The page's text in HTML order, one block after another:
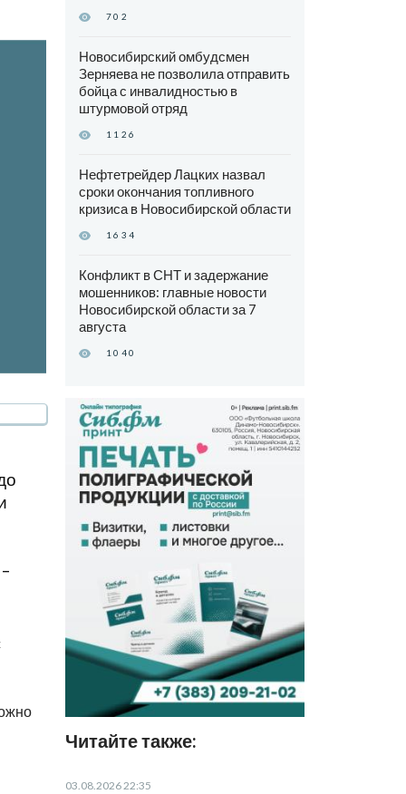
702
Новосибирский омбудсмен
Зерняева не позволила отправить
бойца с инвалидностью в
штурмовой отряд
1126
Нефтетрейдер Лацких назвал
сроки окончания топливного
кризиса в Новосибирской области
1634
Конфликт в СНТ и задержание
мошенников: главные новости
Новосибирской области за 7
августа
1040
Читайте также:
03.08.2026 22:35